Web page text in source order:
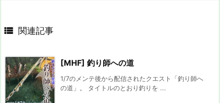
 関連記事
[MHF] 釣り師への道
1/7のメンテ後から配信されたクエスト「釣り師へ
の道」。 タイトルのとおり釣りを ...